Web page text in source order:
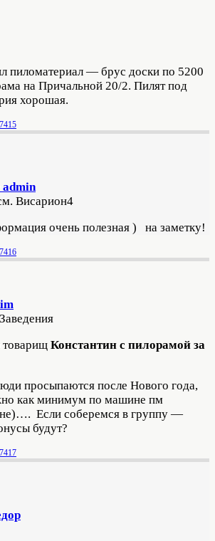
пиломатериал — брус доски по 5200
на Причальной 20/2. Пилят под
хорошая.
admin
Висариoн4
очень полезная ) на заметку!
товарищ Константин с пилорамой за
просыпаются после Нового года,
как минимум по машине пм
Если соберемся в группу —
будут?